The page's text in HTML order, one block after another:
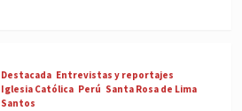
Destacada Entrevistas y reportajes
Iglesia Católica Perú Santa Rosa de Lima
Santos